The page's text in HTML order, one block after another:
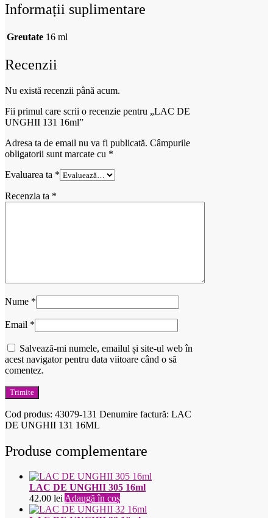
Informații suplimentare
Greutate 16 ml
Recenzii
Nu există recenzii până acum.
Fii primul care scrii o recenzie pentru „LAC DE
UNGHII 131 16ml”
Adresa ta de email nu va fi publicată. Câmpurile
obligatorii sunt marcate cu *
Evaluarea ta *
Recenzia ta *
Nume *
Email *
Salvează-mi numele, emailul și site-ul web în
acest navigator pentru data viitoare când o să
comentez.
Cod produs: 43079-131 Denumire factură: LAC
DE UNGHII 131 16ML
Produse complementare
LAC DE UNGHII 305 16ml
42.00 leiAdaugă în coș